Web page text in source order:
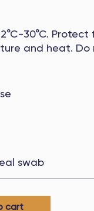
30°C.
and heat. Do
swab
cart